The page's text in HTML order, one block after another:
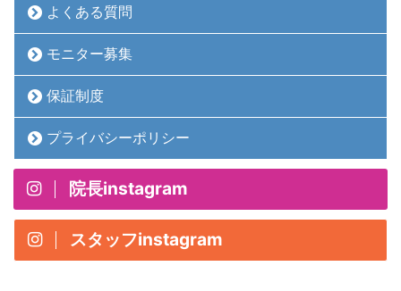
よくある質問
モニター募集
保証制度
プライバシーポリシー
院長instagram
スタッフinstagram